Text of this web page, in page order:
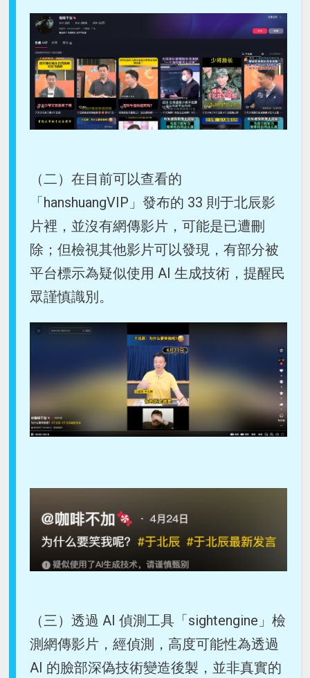
（二）在目前可以查看的
「hanshuangVIP」發布的 33 則于北辰影
片裡，並沒有網傳影片，可能是已遭刪
除；但檢視其他影片可以發現，有部分被
平台標示為疑似使用 AI 生成技術，提醒民
眾謹慎識別。
（三）透過 AI 偵測工具「sightengine」檢
測網傳影片，經偵測，高度可能性為透過
AI 的臉部深偽技術變造後製，並非真實的